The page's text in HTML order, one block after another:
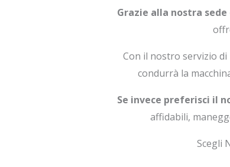
Grazie alla nostra
Con il nostro servizio
condurrà la
Se invece preferisci il
affidabili,
Scegli